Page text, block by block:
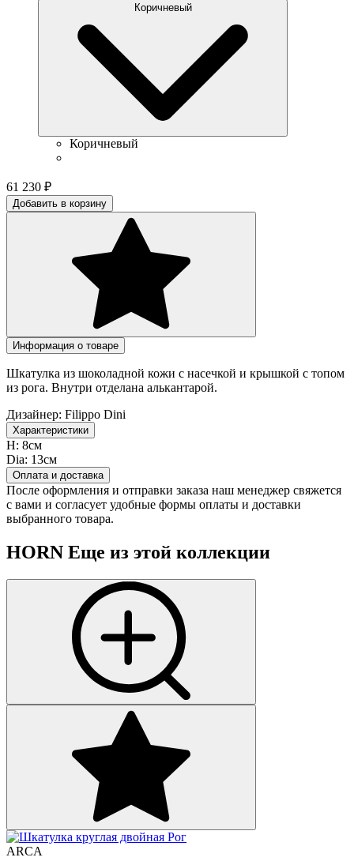
Коричневый
Коричневый
61 230 ₽
Добавить в корзину
Информация о товаре
Шкатулка из шоколадной кожи с насечкой и крышкой с топом
из рога. Внутри отделана алькантарой.
Дизайнер: Filippo Dini
Характеристики
H: 8см
Dia: 13см
Оплата и доставка
После оформления и отправки заказа наш менеджер свяжется
с вами и согласует удобные формы оплаты и доставки
выбранного товара.
HORN Еще из этой коллекции
ARCA